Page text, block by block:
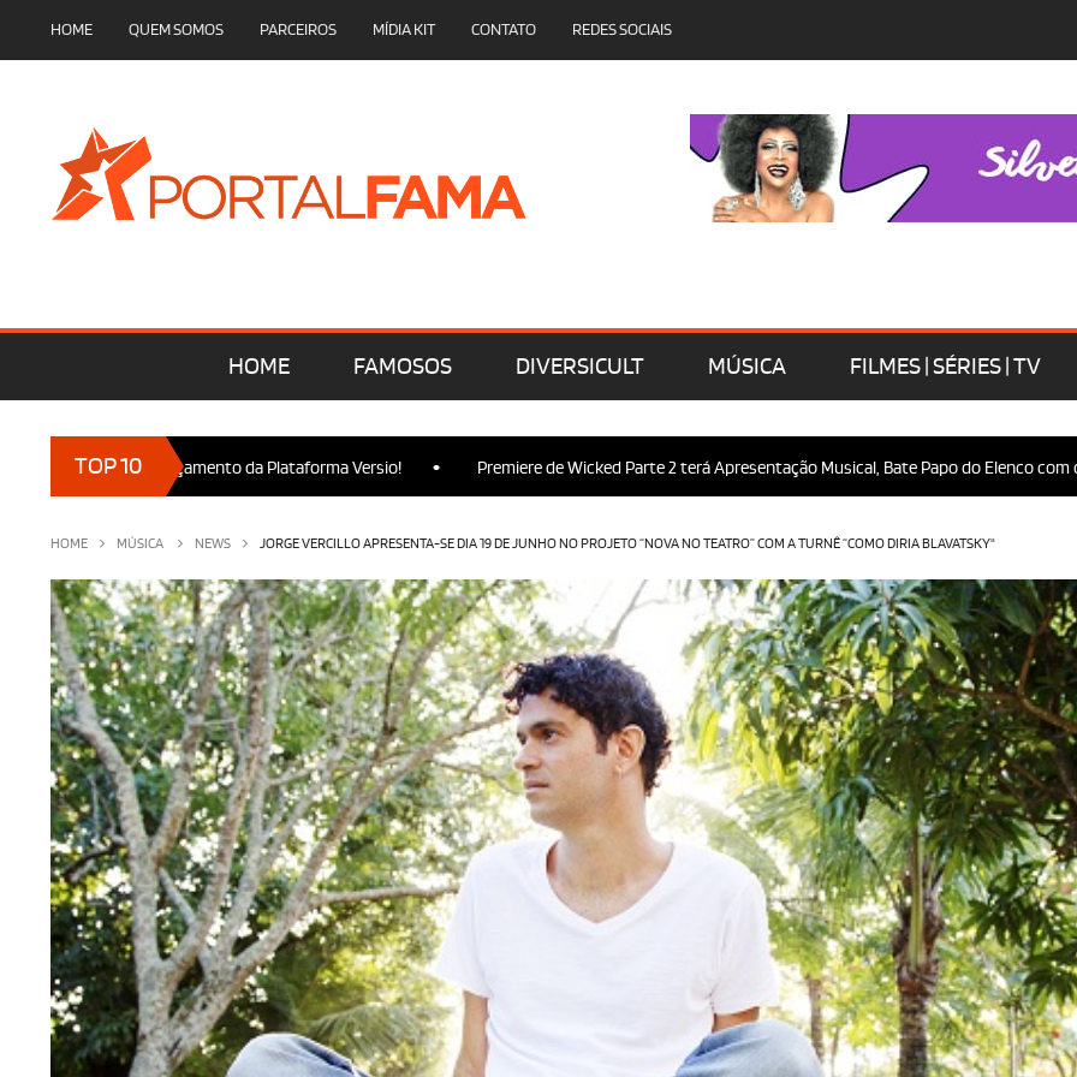
HOME QUEM SOMOS PARCEIROS MÍDIA KIT CONTATO REDES SOCIAIS
HOME FAMOSOS DIVERSICULT MÚSICA FILMES | SÉRIES | TV
TOP 10
no Lançamento da Plataforma Versio! • Premiere de Wicked Parte 2 terá Apresentação Musical, Bate Papo do Elenco com o Público
HOME MÚSICA NEWS JORGE VERCILLO APRESENTA-SE DIA 19 DE JUNHO NO PROJETO “NOVA NO TEATRO” COM A TURNÊ “COMO DIRIA BLAVATSKY"